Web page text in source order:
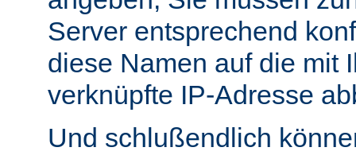
Server entsprechend
diese Namen auf die mit
verknüpfte IP-Adresse
Und schlußendlich